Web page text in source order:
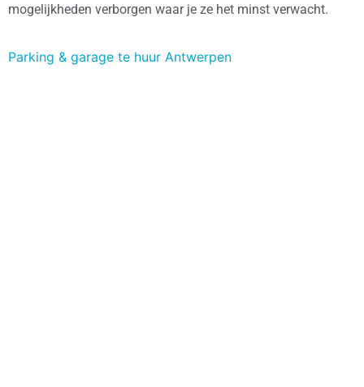
mogelijkheden verborgen waar je ze het minst verwacht.
Parking & garage te huur Antwerpen